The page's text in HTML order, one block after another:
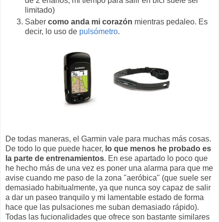
limitado)
Saber como anda mi corazón mientras pedaleo. Es
decir, lo uso de pulsómetro.
De todas maneras, el Garmin vale para muchas más cosas.
De todo lo que puede hacer, lo que menos he probado es
la parte de entrenamientos. En ese apartado lo poco que
he hecho más de una vez es poner una alarma para que me
avise cuando me paso de la zona "aeróbica" (que suele ser
demasiado habitualmente, ya que nunca soy capaz de salir
a dar un paseo tranquilo y mi lamentable estado de forma
hace que las pulsaciones me suban demasiado rápido).
Todas las fucionalidades que ofrece son bastante similares